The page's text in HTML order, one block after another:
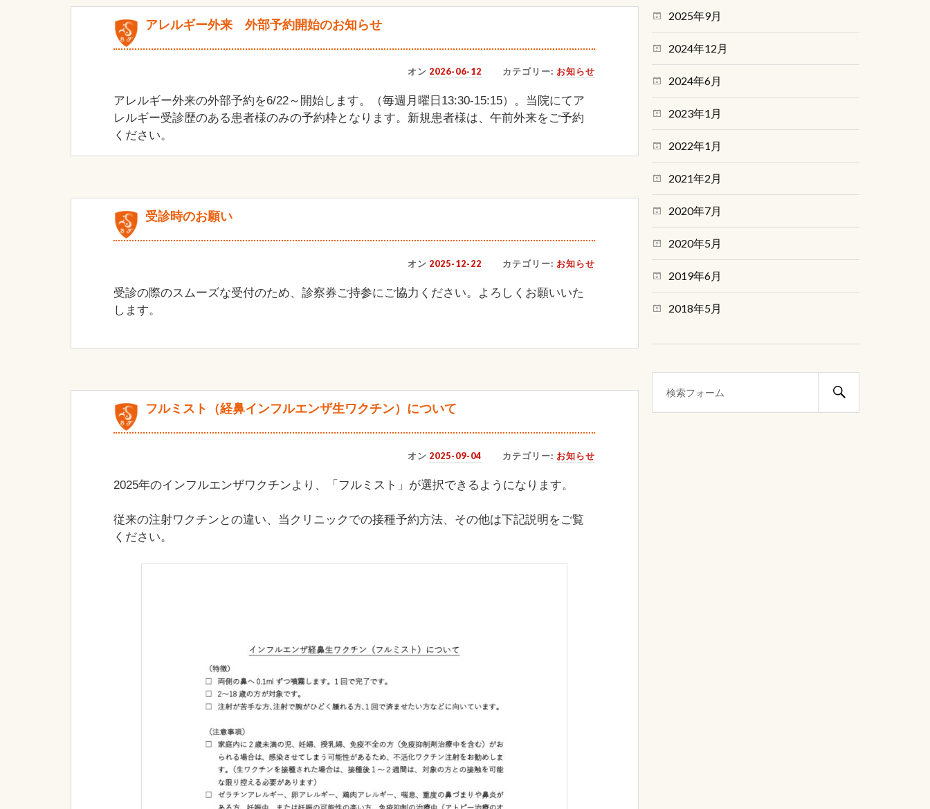
アレルギー外来 外部予約開始のお知らせ
オン 2026-06-12 カテゴリー: お知らせ
アレルギー外来の外部予約を6/22～開始します。（毎週月曜日13:30-15:15）。当院にてア
レルギー受診歴のある患者様のみの予約枠となります。新規患者様は、午前外来をご予約
ください。
受診時のお願い
オン 2025-12-22 カテゴリー: お知らせ
受診の際のスムーズな受付のため、診察券ご持参にご協力ください。よろしくお願いいた
します。
フルミスト（経鼻インフルエンザ生ワクチン）について
オン 2025-09-04 カテゴリー: お知らせ
2025年のインフルエンザワクチンより、「フルミスト」が選択できるようになります。
従来の注射ワクチンとの違い、当クリニックでの接種予約方法、その他は下記説明をご覧
ください。
2025年9月
2024年12月
2024年6月
2023年1月
2022年1月
2021年2月
2020年7月
2020年5月
2019年6月
2018年5月